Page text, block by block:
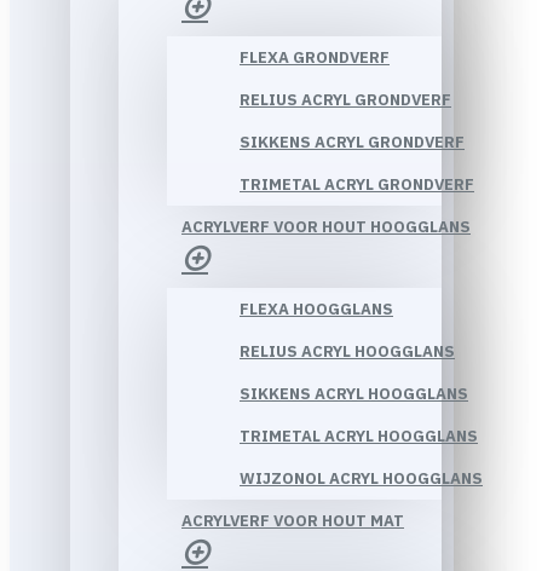
FLEXA GRONDVERF
RELIUS ACRYL GRONDVERF
SIKKENS ACRYL GRONDVERF
TRIMETAL ACRYL GRONDVERF
ACRYLVERF VOOR HOUT HOOGGLANS
FLEXA HOOGGLANS
RELIUS ACRYL HOOGGLANS
SIKKENS ACRYL HOOGGLANS
TRIMETAL ACRYL HOOGGLANS
WIJZONOL ACRYL HOOGGLANS
ACRYLVERF VOOR HOUT MAT